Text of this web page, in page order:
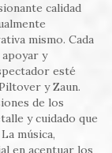
calidad
mismo. Cada
y
esté
y Zaun.
de los
y cuidado que
música,
en acentuar los